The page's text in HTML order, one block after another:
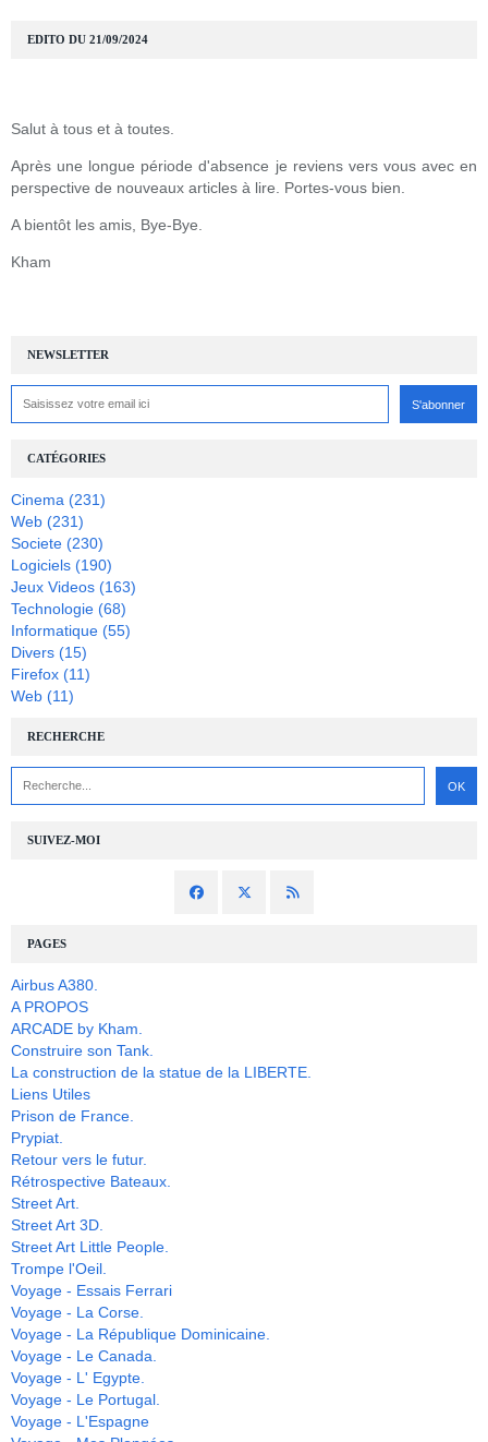
NEWSLETTER
SUIVEZ-MOI
RECHERCHE
PAGES
Airbus A380.
A PROPOS
ARCADE by Kham.
Construire son Tank.
La construction de la statue de la LIBERTE.
Liens Utiles
Prison de France.
Prypiat.
Retour vers le futur.
Rétrospective Bateaux.
Street Art.
Street Art 3D.
Street Art Little People.
Trompe l'Oeil.
Voyage - Essais Ferrari
Voyage - La Corse.
Voyage - La République Dominicaine.
Voyage - Le Canada.
Voyage - L' Egypte.
Voyage - Le Portugal.
Voyage - L'Espagne
CATÉGORIES
Cinema (231)
Web (231)
Societe (230)
Logiciels (190)
Jeux Videos (163)
Technologie (68)
Informatique (55)
Divers (15)
Firefox (11)
Web (11)
EDITO DU 21/09/2024
Salut à tous et à toutes.
Après une longue période d'absence je reviens vers vous avec en
perspective de nouveaux articles à lire. Portes-vous bien.
A bientôt les amis, Bye-Bye.
Kham